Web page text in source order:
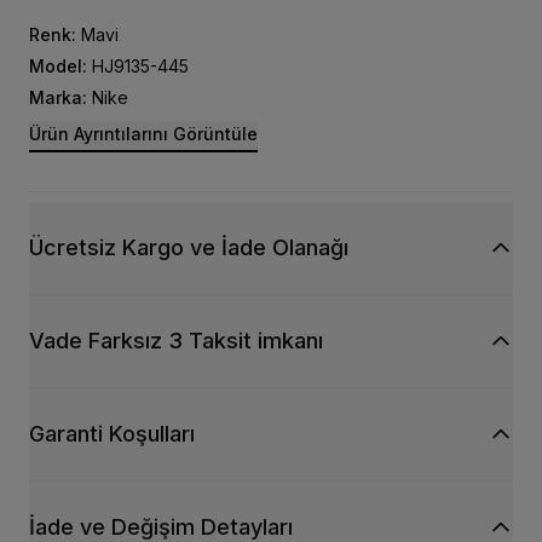
Renk: Mavi
Model: HJ9135-445
Marka: Nike
Ürün Ayrıntılarını Görüntüle
Ücretsiz Kargo ve İade Olanağı
Vade Farksız 3 Taksit imkanı
Garanti Koşulları
İade ve Değişim Detayları